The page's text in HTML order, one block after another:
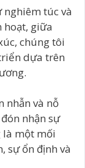
nghiêm túc và
giữa
chúng tôi
dựa trên
nhẫn và nỗ
nhận sự
là một mối
sự ổn định và